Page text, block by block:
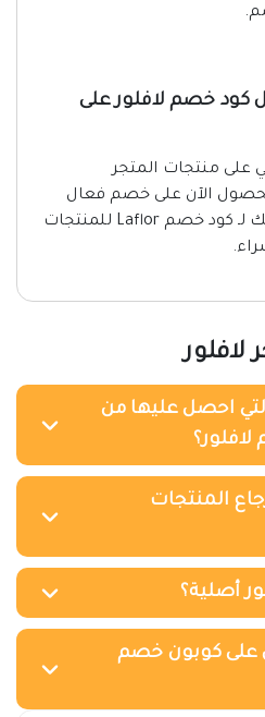
من خلال كود خصم لافلور على
على منتجات المتجر
الآن على خصم فعال
بنسبة 25% عند استخدامك لـ كود خصم Laflor للمنتجات
لافلور
احصل عليها من
المنتجات
أصلية؟
على كوبون خصم